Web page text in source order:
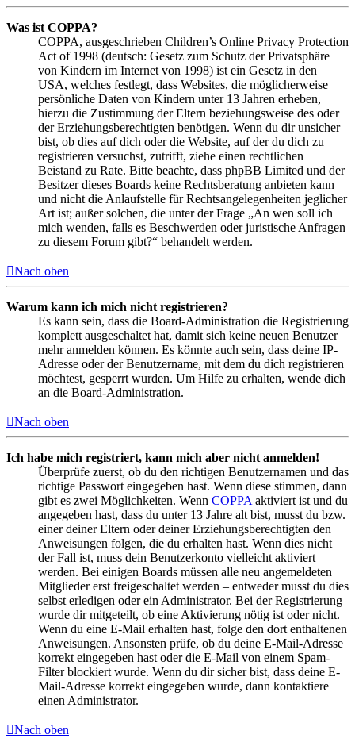
Was ist COPPA?
COPPA, ausgeschrieben Children’s Online Privacy Protection
Act of 1998 (deutsch: Gesetz zum Schutz der Privatsphäre
von Kindern im Internet von 1998) ist ein Gesetz in den
USA, welches festlegt, dass Websites, die möglicherweise
persönliche Daten von Kindern unter 13 Jahren erheben,
hierzu die Zustimmung der Eltern beziehungsweise des oder
der Erziehungsberechtigten benötigen. Wenn du dir unsicher
bist, ob dies auf dich oder die Website, auf der du dich zu
registrieren versuchst, zutrifft, ziehe einen rechtlichen
Beistand zu Rate. Bitte beachte, dass phpBB Limited und der
Besitzer dieses Boards keine Rechtsberatung anbieten kann
und nicht die Anlaufstelle für Rechtsangelegenheiten jeglicher
Art ist; außer solchen, die unter der Frage „An wen soll ich
mich wenden, falls es Beschwerden oder juristische Anfragen
zu diesem Forum gibt?“ behandelt werden.
Nach oben
Warum kann ich mich nicht registrieren?
Es kann sein, dass die Board-Administration die Registrierung
komplett ausgeschaltet hat, damit sich keine neuen Benutzer
mehr anmelden können. Es könnte auch sein, dass deine IP-
Adresse oder der Benutzername, mit dem du dich registrieren
möchtest, gesperrt wurden. Um Hilfe zu erhalten, wende dich
an die Board-Administration.
Nach oben
Ich habe mich registriert, kann mich aber nicht anmelden!
Überprüfe zuerst, ob du den richtigen Benutzernamen und das
richtige Passwort eingegeben hast. Wenn diese stimmen, dann
gibt es zwei Möglichkeiten. Wenn COPPA aktiviert ist und du
angegeben hast, dass du unter 13 Jahre alt bist, musst du bzw.
einer deiner Eltern oder deiner Erziehungsberechtigten den
Anweisungen folgen, die du erhalten hast. Wenn dies nicht
der Fall ist, muss dein Benutzerkonto vielleicht aktiviert
werden. Bei einigen Boards müssen alle neu angemeldeten
Mitglieder erst freigeschaltet werden – entweder musst du dies
selbst erledigen oder ein Administrator. Bei der Registrierung
wurde dir mitgeteilt, ob eine Aktivierung nötig ist oder nicht.
Wenn du eine E-Mail erhalten hast, folge den dort enthaltenen
Anweisungen. Ansonsten prüfe, ob du deine E-Mail-Adresse
korrekt eingegeben hast oder die E-Mail von einem Spam-
Filter blockiert wurde. Wenn du dir sicher bist, dass deine E-
Mail-Adresse korrekt eingegeben wurde, dann kontaktiere
einen Administrator.
Nach oben